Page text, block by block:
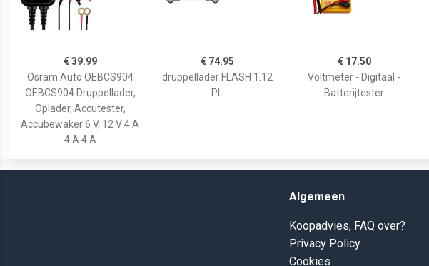
€ 39.99
Osram Auto OEBCS904
OEBCS904 Druppellader,
Oplader, Accutester,
Accubewaker 6 V, 12 V 4 A
4 A 4 A
€ 74.95
druppellader FLASH 1.12
PL
€ 17.50
Voltmeter - Digitaal -
Batterijtester
Algemeen
Koopadvies, FAQ over?
Privacy Policy
Cookies